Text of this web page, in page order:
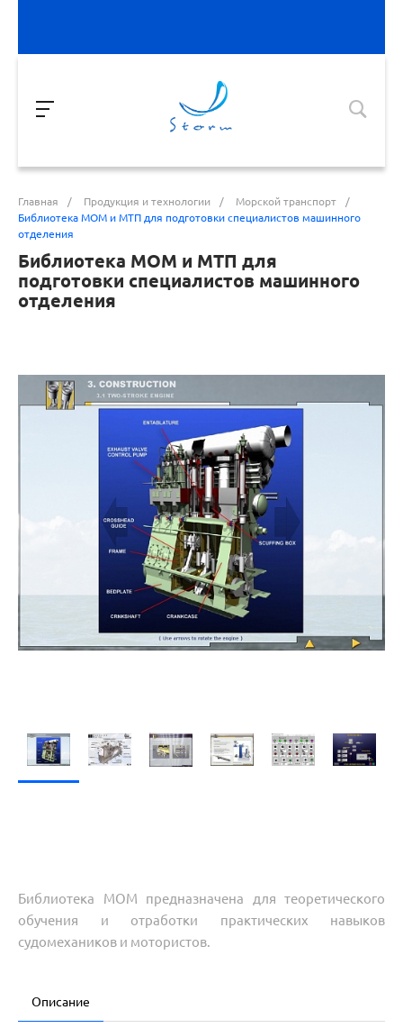
Главная / Продукция и технологии / Морской транспорт
/
Библиотека МОМ и МТП для подготовки специалистов машинного
отделения
Библиотека МОМ и МТП для
подготовки специалистов машинного
отделения
Библиотека МОМ предназначена для теоретического
обучения и отработки практических навыков
судомехаников и мотористов.
Описание